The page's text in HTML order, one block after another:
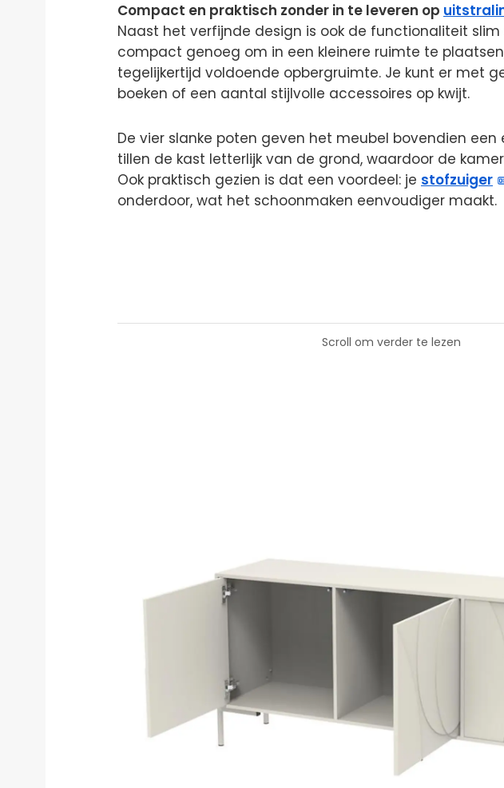
Compact en praktisch zonder in te leveren op
Naast het verfijnde design is ook de functionaliteit slim
compact genoeg om in een kleinere ruimte te
tegelijkertijd voldoende opbergruimte. Je kunt er met
boeken of een aantal stijlvolle accessoires op kwijt.
De vier slanke poten geven het meubel bovendien
tillen de kast letterlijk van de grond, waardoor de
Ook praktisch gezien is dat een voordeel: je stofzuiger
onderdoor, wat het schoonmaken eenvoudiger maakt.
Scroll om verder te lezen